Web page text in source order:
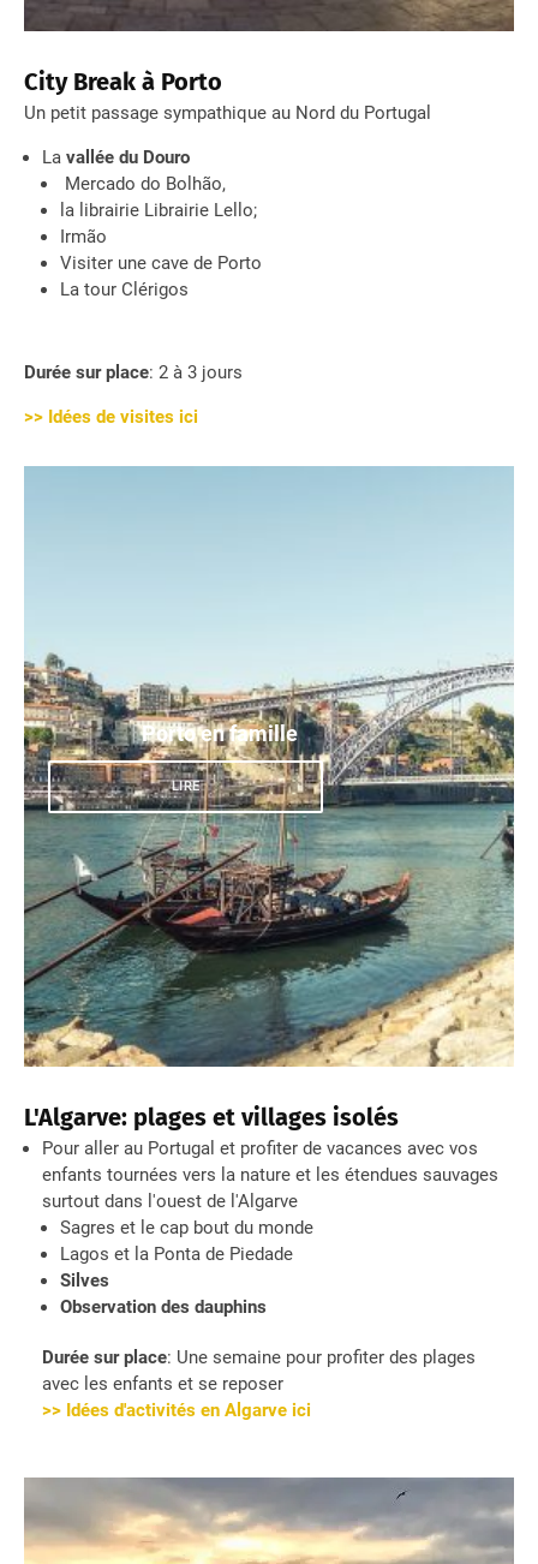
City Break à Porto
Un petit passage sympathique au Nord du Portugal
La vallée du Douro
Mercado do Bolhão,
la librairie Librairie Lello;
Irmão
Visiter une cave de Porto
La tour Clérigos
Durée sur place: 2 à 3 jours
>> Idées de visites ici
Porto en famille
LIRE
L'Algarve: plages et villages isolés
Pour aller au Portugal et profiter de vacances avec vos
enfants tournées vers la nature et les étendues sauvages
surtout dans l'ouest de l'Algarve
Sagres et le cap bout du monde
Lagos et la Ponta de Piedade
Silves
Observation des dauphins
Durée sur place: Une semaine pour profiter des plages
avec les enfants et se reposer
>> Idées d'activités en Algarve ici